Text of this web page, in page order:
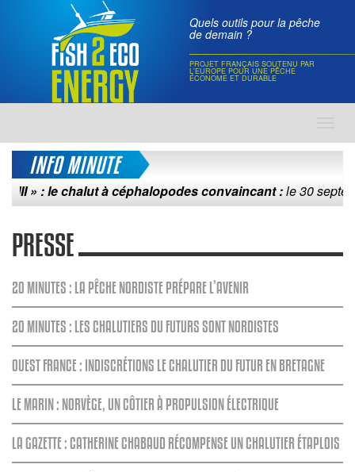
Quels outils pour la pêche
de demain ?
PROJET FRANÇAIS SOUTENU PAR
L'EUROPE POUR UNE PÊCHE
ÉCONOME ET DURABLE
INFO MINUTE
: le chalut à céphalopodes convaincant :le 30 septembre
PRESSE
20 MINUTES : LA PÊCHE NORDISTE PRÉPARE L’AVENIR
20 MINUTES : LES CHALUTIERS DU FUTURS SONT NORDISTES
OUEST FRANCE : INDISCRÉTIONS LE CHALUTIER DU FUTUR EN BRETAGNE
LE MARIN : NORVÈGE, UN CÔTIER À PROPULSION ÉLECTRIQUE
LA GAZETTE : CATHERINE CHABAUD RÉCOMPENSE UN CHALUTIER ÉTAPLOIS